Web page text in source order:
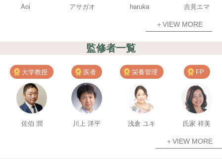
Aoi アサガオ haruka 吉見エマ
＋VIEW MORE
監修者一覧
大学教授
佐伯 潤
医者
川上 洋平
栄養管理
浅倉 ユキ
FP
氏家 祥美
＋VIEW MORE